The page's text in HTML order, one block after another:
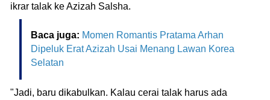
ikrar talak ke Azizah Salsha.
Baca juga: Momen Romantis Pratama Arhan
Dipeluk Erat Azizah Usai Menang Lawan Korea
Selatan
"Jadi, baru dikabulkan. Kalau cerai talak harus ada